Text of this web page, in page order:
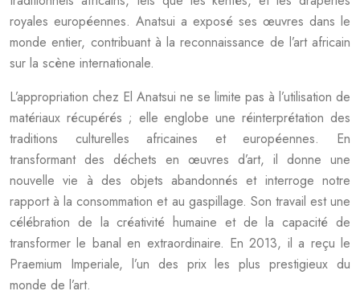
royales européennes. Anatsui a exposé ses œuvres dans le
monde entier, contribuant à la reconnaissance de l’art africain
sur la scène internationale.
L’appropriation chez El Anatsui ne se limite pas à l’utilisation de
matériaux récupérés ; elle englobe une réinterprétation des
traditions culturelles africaines et européennes. En
transformant des déchets en œuvres d’art, il donne une
nouvelle vie à des objets abandonnés et interroge notre
rapport à la consommation et au gaspillage. Son travail est une
célébration de la créativité humaine et de la capacité de
transformer le banal en extraordinaire. En 2013, il a reçu le
Praemium Imperiale, l’un des prix les plus prestigieux du
monde de l’art.